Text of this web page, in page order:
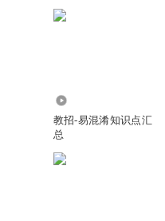
教招-易混淆知识点汇
总